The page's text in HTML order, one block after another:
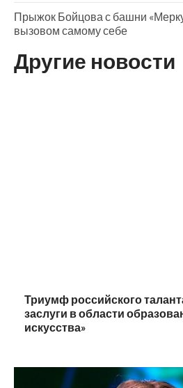
Прыжок Бойцова с башни
вызовом самому себе
Другие новости
Триумф российского
заслуги в области
искусства»